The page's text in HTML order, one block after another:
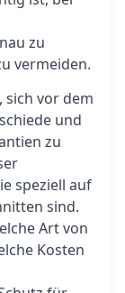
zu
vermeiden.
sich vor dem
und
zu
speziell auf
sind.
Art von
Kosten